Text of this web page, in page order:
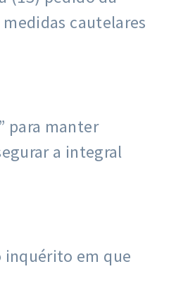
cautelares
para manter
a integral
inquérito em que